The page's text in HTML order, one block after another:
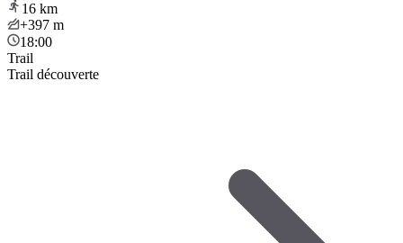
16 km
+397 m
18:00
Trail
Trail découverte